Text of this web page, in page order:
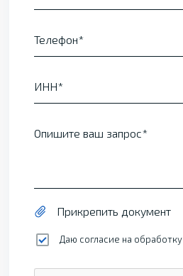
Телефон
ИНН
Опишите ваш запрос
Прикрепить документ
Даю согласие на обработку